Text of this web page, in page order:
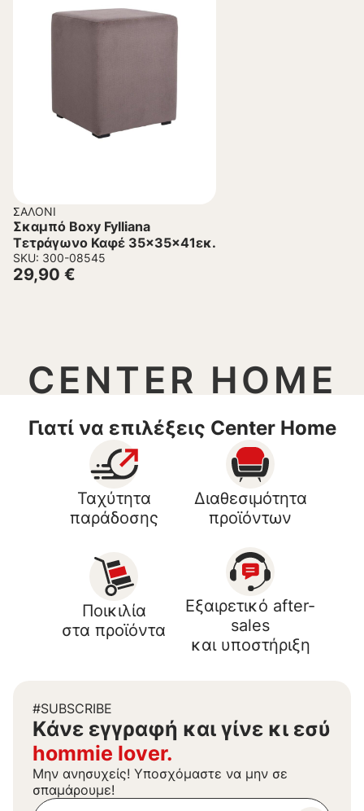
ΣΑΛΌΝΙ
Σκαμπό Boxy Fylliana
Τετράγωνο Καφέ 35x35x41εκ.
SKU: 300-08545
29,90 €
CENTER HOME
Γιατί να επιλέξεις Center Home
Ταχύτητα
παράδοσης
Διαθεσιμότητα
προϊόντων
Ποικιλία
στα προϊόντα
Εξαιρετικό after-
sales
και υποστήριξη
#SUBSCRIBE
Kάνε εγγραφή και γίνε κι εσύ
hommie lover.
Μην ανησυχείς! Υποσχόμαστε να μην σε
σπαμάρουμε!